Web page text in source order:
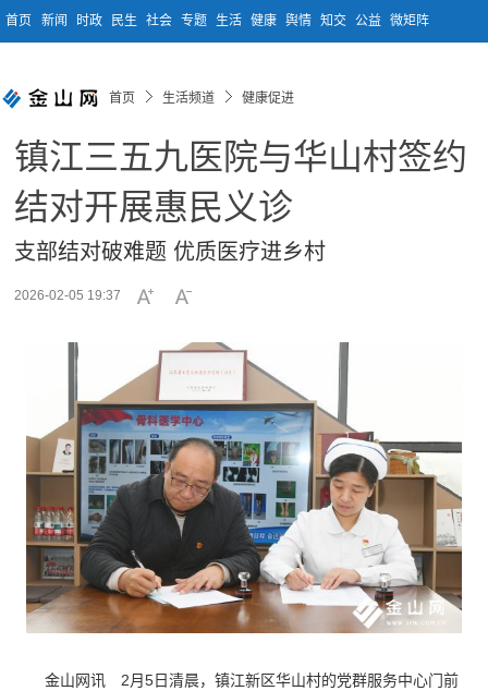
首页 新闻 时政 民生 社会 专题 生活 健康 舆情 知交 公益 微矩阵
首页 生活频道 健康促进
镇江三五九医院与华山村签约
结对开展惠民义诊
支部结对破难题 优质医疗进乡村
2026-02-05 19:37
金山网讯 2月5日清晨，镇江新区华山村的党群服务中心门前